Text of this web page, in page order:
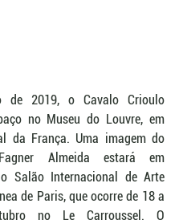
de 2019, o Cavalo Crioulo
no Museu do Louvre, em
da França. Uma imagem do
Almeida estará em
Salão Internacional de Arte
de Paris, que ocorre de 18 a
no Le Carroussel. O